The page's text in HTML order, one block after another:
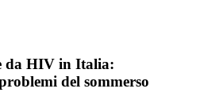
da HIV in Italia:
del sommerso